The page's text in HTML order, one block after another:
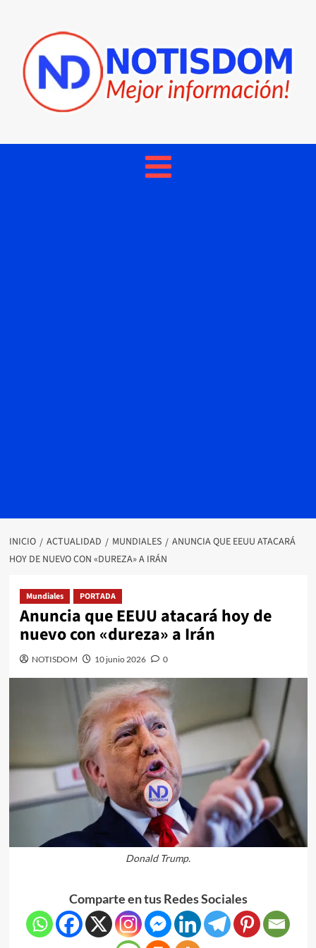
INICIO ACTUALIDAD MUNDIALES
ANUNCIA QUE EEUU ATACARÁ
HOY DE NUEVO CON «DUREZA» A IRÁN
Mundiales PORTADA
Anuncia que EEUU atacará hoy de
nuevo con «dureza» a Irán
NOTISDOM 10 junio 2026 0
Donald Trump.
Comparte en tus Redes Sociales